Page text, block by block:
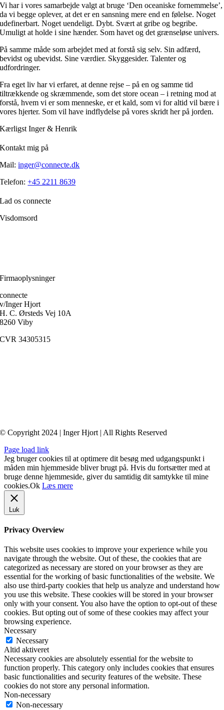
Vi har i vores samarbejde valgt at bruge ‘Den oceaniske fornemmelse’,
da vi begge oplever, at det er en sansning mere end en følelse. Noget
udefinerbart. Noget uendeligt. Dybt. Svært at gribe og begribe.
Umuligt at holde i sine hænder. Som havet og det grænseløse univers.
På samme måde som arbejdet med at forstå sig selv. Sin adfærd,
bevidst og ubevidst. Sine værdier. Skyggesider. Talenter og
udfordringer.
Fra eget liv har vi erfaret, at denne rejse – på en og samme tid
tiltrækkende og skræmmende, som det store ocean – i retning mod at
forstå, hvem vi er som menneske, er et kald, som vi for altid vil bære i
vores hjerter. Som vil have indflydelse på vores skridt her på jorden.
Kærligst Inger & Henrik
Kontakt mig på
Mail:inger@connecte.dk
Telefon:+45 2211 8639
Lad os connecte
Visdomsord
Firmaoplysninger
connecte
v/Inger Hjort
H. C. Ørsteds Vej 10A
8260 Viby
CVR 34305315
© Copyright 2024 | Inger Hjort | All Rights Reserved
Page load link
Jeg bruger cookies til at optimere dit besøg med udgangspunkt i
måden min hjemmeside bliver brugt på. Hvis du fortsætter med at
bruge denne hjemmeside, giver du samtidig dit samtykke til mine
cookies.Ok Læs mere
Luk
Privacy Overview
This website uses cookies to improve your experience while you
navigate through the website. Out of these, the cookies that are
categorized as necessary are stored on your browser as they are
essential for the working of basic functionalities of the website. We
also use third-party cookies that help us analyze and understand how
you use this website. These cookies will be stored in your browser
only with your consent. You also have the option to opt-out of these
cookies. But opting out of some of these cookies may affect your
browsing experience.
Necessary
Necessary
Altid aktiveret
Necessary cookies are absolutely essential for the website to
function properly. This category only includes cookies that ensures
basic functionalities and security features of the website. These
cookies do not store any personal information.
Non-necessary
Non-necessary